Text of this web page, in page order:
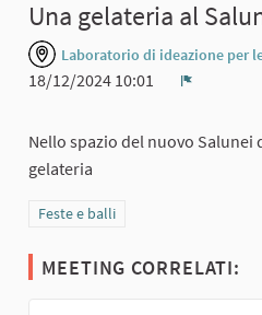
Una gelateria al
Laboratorio di ideazione per
18/12/2024 10:01
Nello spazio del nuovo Salunei
gelateria
Filtra i risultati per categoria: Feste
Feste e balli
MEETING CORRELATI: